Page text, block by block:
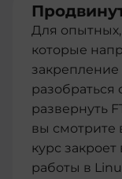
Для
которые
закрепление
разобраться
развернуть
вы смотрите
курс
работы в